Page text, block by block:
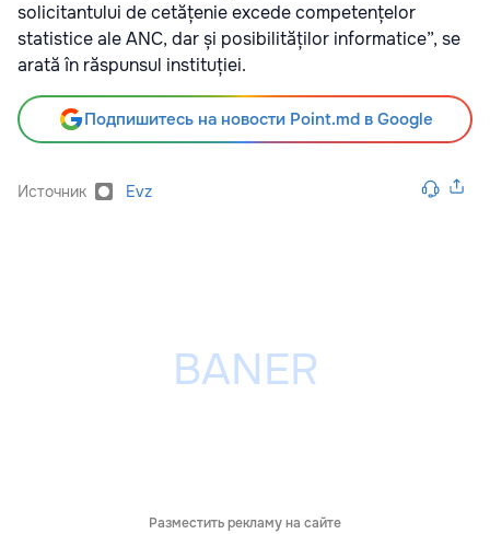
solicitantului de cetățenie excede competențelor
statistice ale ANC, dar și posibilităților informatice”, se
arată în răspunsul instituției.
Подпишитесь на новости Point.md в Google
Источник Evz
Разместить рекламу на сайте